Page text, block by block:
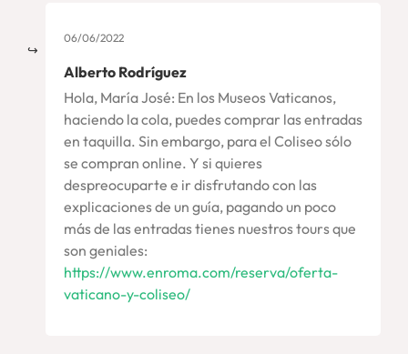
06/06/2022
Alberto Rodríguez
Hola, María José: En los Museos Vaticanos,
haciendo la cola, puedes comprar las entradas
en taquilla. Sin embargo, para el Coliseo sólo
se compran online. Y si quieres
despreocuparte e ir disfrutando con las
explicaciones de un guía, pagando un poco
más de las entradas tienes nuestros tours que
son geniales:
https://www.enroma.com/reserva/oferta-
vaticano-y-coliseo/